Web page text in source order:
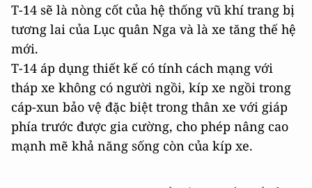
T-14 sẽ là nòng cốt của hệ thống vũ khí trang bị
tương lai của Lục quân Nga và là xe tăng thế hệ
mới.
T-14 áp dụng thiết kế có tính cách mạng với
tháp xe không có người ngồi, kíp xe ngồi trong
cáp-xun bảo vệ đặc biệt trong thân xe với giáp
phía trước được gia cường, cho phép nâng cao
mạnh mẽ khả năng sống còn của kíp xe.